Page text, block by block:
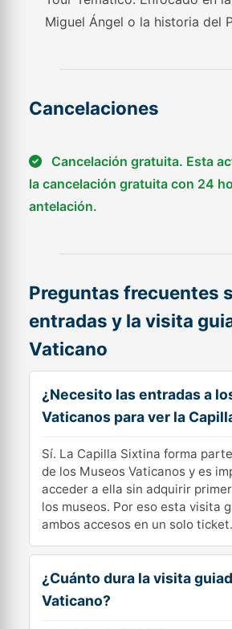
Miguel Ángel o la historia del
Cancelaciones
Cancelación gratuita. Esta
la cancelación gratuita con 24
antelación.
Preguntas frecuentes
entradas y la visita
Vaticano
¿Necesito las entradas a
Vaticanos para ver la
Sí. La Capilla Sixtina forma
de los Museos Vaticanos y es
acceder a ella sin adquirir
los museos. Por eso esta visita
ambos accesos en un solo ticket.
¿Cuánto dura la visita
Vaticano?